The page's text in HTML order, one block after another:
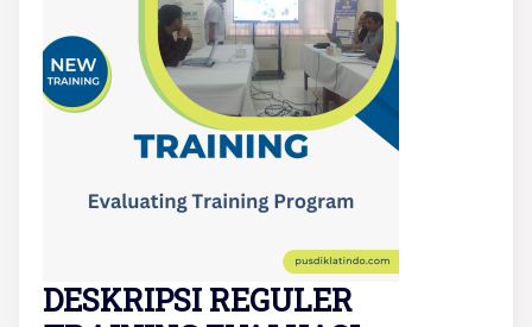
DESKRIPSI REGULER